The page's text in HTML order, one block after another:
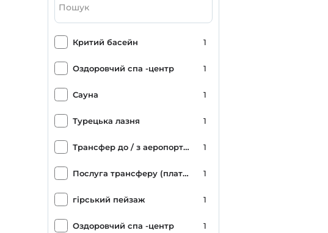
Критий басейн 1
Оздоровчий спа -центр 1
Сауна 1
Турецька лазня 1
Трансфер до / з аеропорту (платний) 1
Послуга трансферу (платна) 1
гірський пейзаж 1
Оздоровчий спа -центр 1